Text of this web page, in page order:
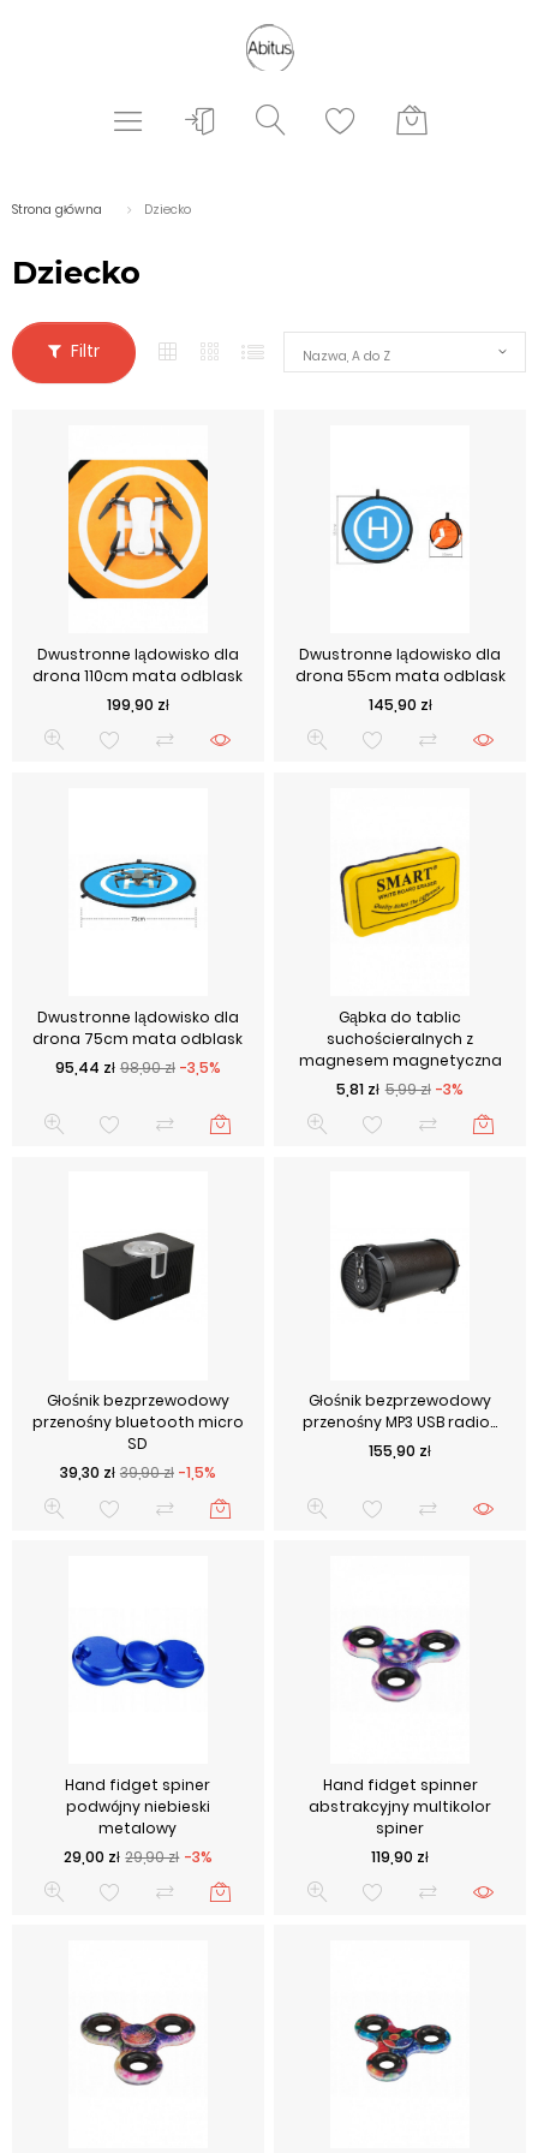
Strona główna Dziecko
Dziecko
Filtr Nazwa, A do Z
Dwustronne lądowisko dla
drona 110cm mata odblask
Cena
199,90 zł
Dwustronne lądowisko dla
drona 55cm mata odblask
Cena
145,90 zł
Dwustronne lądowisko dla
drona 75cm mata odblask
Cena podstawowa
98,90 zł -3,5%
Cena
95,44 zł
Gąbka do tablic
suchościeralnych z
magnesem magnetyczna
Cena podstawowa
5,99 zł -3%
Cena
5,81 zł
Głośnik bezprzewodowy
przenośny bluetooth micro
SD
Cena podstawowa
39,90 zł -1,5%
Cena
39,30 zł
Głośnik bezprzewodowy
przenośny MP3 USB radio...
Cena
155,90 zł
Hand fidget spiner
podwójny niebieski
metalowy
Cena podstawowa
29,90 zł -3%
Cena
29,00 zł
Hand fidget spinner
abstrakcyjny multikolor
spiner
Cena
119,90 zł